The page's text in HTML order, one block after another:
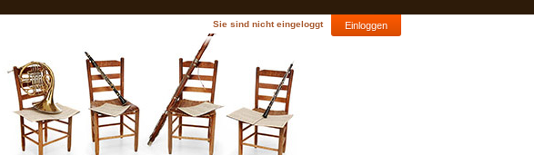
Sie sind nicht eingeloggt Einloggen